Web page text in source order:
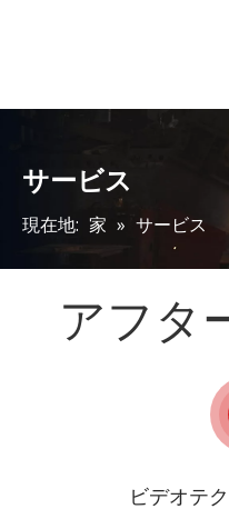
サービス
現在地: 家 » サービス
アフタ
ビデオテ